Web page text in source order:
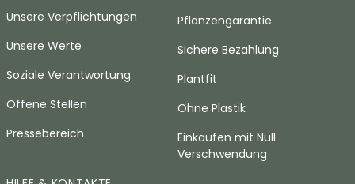
Unsere Verpflichtungen
Unsere Werte
Soziale Verantwortung
Offene Stellen
Pressebereich
Pflanzengarantie
Sichere Bezahlung
Plantfit
Ohne Plastik
Einkaufen mit Null
Verschwendung